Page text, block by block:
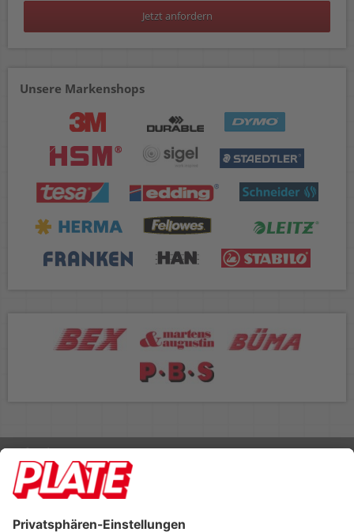
Jetzt anfordern
Unsere Markenshops
Rufen Sie uns an 04298 401-0
Lieferbedingungen Impressum
Footer anzeigen